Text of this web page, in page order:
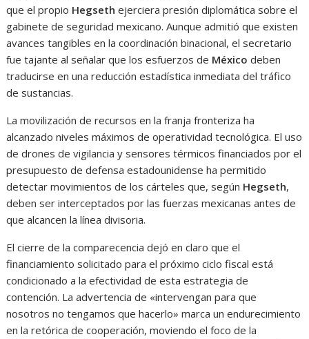
que el propio Hegseth ejerciera presión diplomática sobre el
gabinete de seguridad mexicano. Aunque admitió que existen
avances tangibles en la coordinación binacional, el secretario
fue tajante al señalar que los esfuerzos de México deben
traducirse en una reducción estadística inmediata del tráfico
de sustancias.
La movilización de recursos en la franja fronteriza ha
alcanzado niveles máximos de operatividad tecnológica. El uso
de drones de vigilancia y sensores térmicos financiados por el
presupuesto de defensa estadounidense ha permitido
detectar movimientos de los cárteles que, según Hegseth,
deben ser interceptados por las fuerzas mexicanas antes de
que alcancen la línea divisoria.
El cierre de la comparecencia dejó en claro que el
financiamiento solicitado para el próximo ciclo fiscal está
condicionado a la efectividad de esta estrategia de
contención. La advertencia de «intervengan para que
nosotros no tengamos que hacerlo» marca un endurecimiento
en la retórica de cooperación, moviendo el foco de la